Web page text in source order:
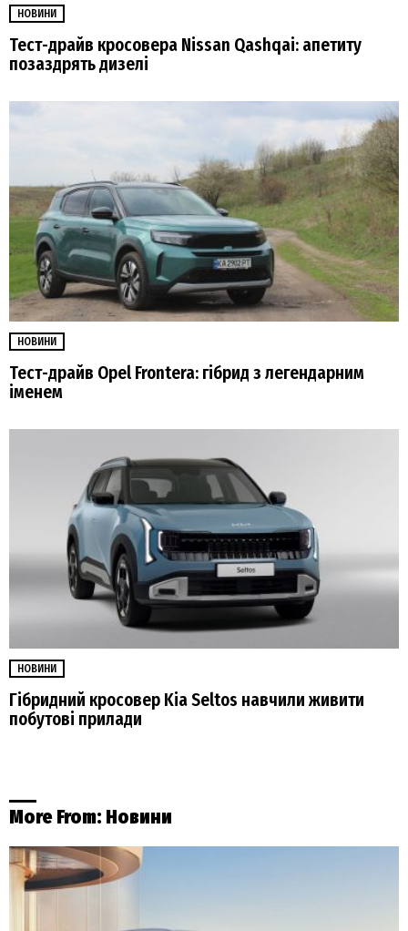
НОВИНИ
Тест-драйв кросовера Nissan Qashqai: апетиту
позаздрять дизелі
НОВИНИ
Тест-драйв Opel Frontera: гібрид з легендарним
іменем
НОВИНИ
Гібридний кросовер Kia Seltos навчили живити
побутові прилади
More From: Новини